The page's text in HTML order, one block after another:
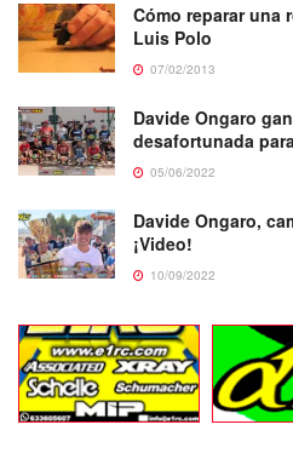
Cómo reparar una
Luis Polo
07/02/2013
Davide Ongaro
desafortunada
05/06/2022
Davide Ongaro,
¡Video!
10/09/2022